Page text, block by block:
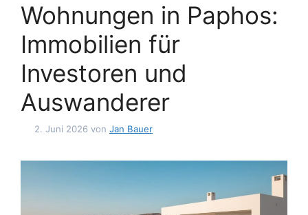
Wohnungen in Paphos:
Immobilien für
Investoren und
Auswanderer
2. Juni 2026 von Jan Bauer